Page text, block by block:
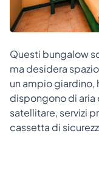
Questi bungalow
ma desidera
un ampio giardino,
dispongono di aria
satellitare, servizi
cassetta di